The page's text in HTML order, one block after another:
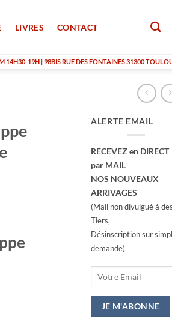
LIVRES CONTACT
14H30-19H |98BIS RUE DES FONTAINES 31300
ALERTE EMAIL
RECEVEZ en DIRECT
par MAIL
NOS NOUVEAUX
ARRIVAGES
(Mail non divulgué à des
Tiers,
Désinscription sur
demande)